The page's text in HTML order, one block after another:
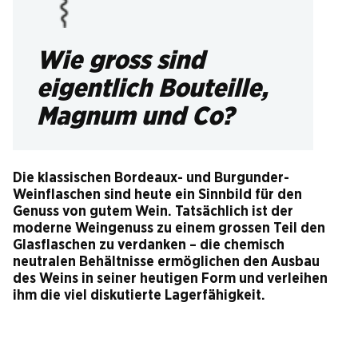
Wie gross sind
eigentlich Bouteille,
Magnum und Co?
Die klassischen Bordeaux- und Burgunder-
Weinflaschen sind heute ein Sinnbild für den
Genuss von gutem Wein. Tatsächlich ist der
moderne Weingenuss zu einem grossen Teil den
Glasflaschen zu verdanken – die chemisch
neutralen Behältnisse ermöglichen den Ausbau
des Weins in seiner heutigen Form und verleihen
ihm die viel diskutierte Lagerfähigkeit.